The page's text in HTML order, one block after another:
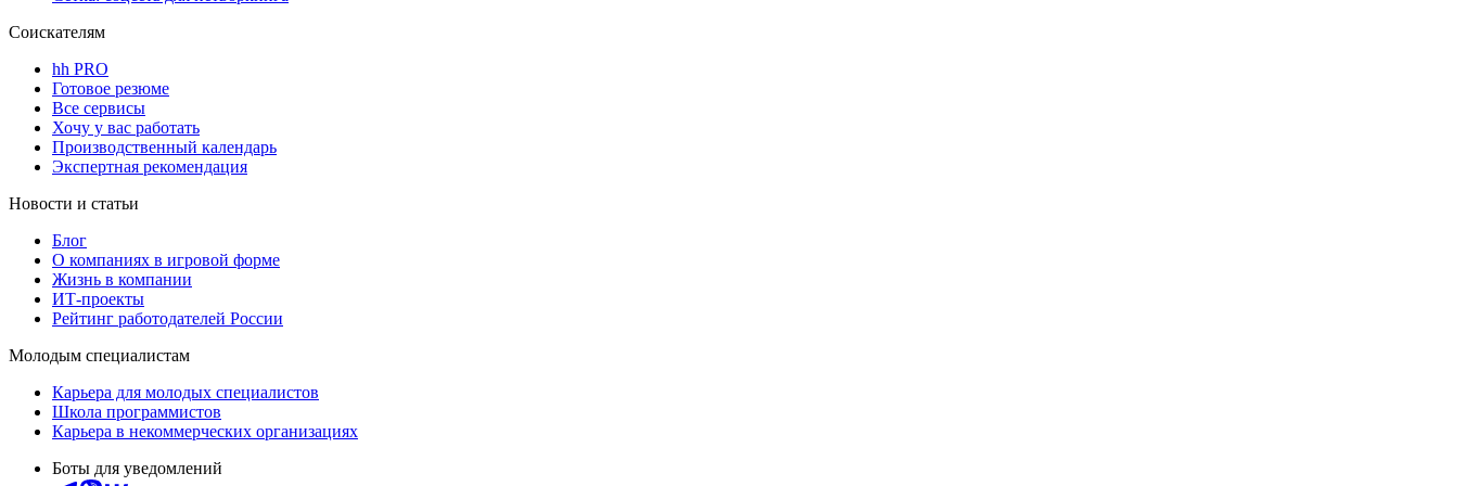
Соискателям
hh PRO
Готовое резюме
Все сервисы
Хочу у вас работать
Производственный календарь
Экспертная рекомендация
Новости и статьи
Блог
О компаниях в игровой форме
Жизнь в компании
ИТ-проекты
Рейтинг работодателей России
Молодым специалистам
Карьера для молодых специалистов
Школа программистов
Карьера в некоммерческих организациях
Боты для уведомлений